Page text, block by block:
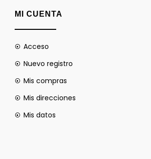
MI CUENTA
Acceso
Nuevo registro
Mis compras
Mis direcciones
Mis datos